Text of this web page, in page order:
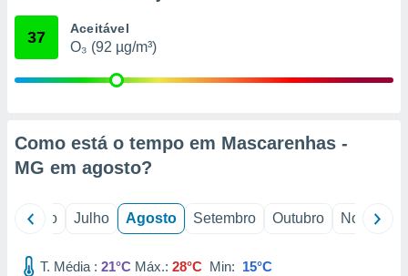
através
37 Aceitável
O₃ (92 µg/m³)
Como está o tempo em Mascarenhas -
MG em agosto?
Junho Julho Agosto Setembro Outubro Novembro
T. Média : 21°C Máx.: 28°C Min: 15°C